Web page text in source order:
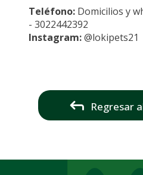
Teléfono: Domicilios y
- 3022442392
Instagram:@lokipets21
Regresar